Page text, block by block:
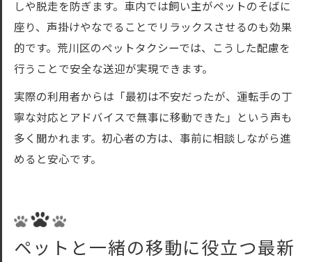
しや脱走を防ぎます。車内では飼い主がペットのそばに
座り、声掛けやなでることでリラックスさせるのも効果
的です。荒川区のペットタクシーでは、こうした配慮を
行うことで安全な送迎が実現できます。
実際の利用者からは「最初は不安だったが、運転手の丁
寧な対応とアドバイスで無事に移動できた」という声も
多く聞かれます。初心者の方は、事前に相談しながら進
めると安心です。
ペットと一緒の移動に役立つ最新